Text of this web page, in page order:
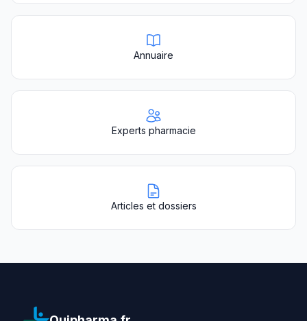
Annuaire
Experts pharmacie
Articles et dossiers